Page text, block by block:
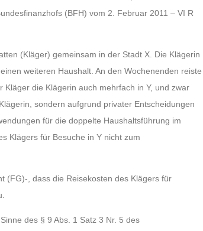
(BFH) vom 2. Februar 2011 – VI R
(Kläger) gemeinsam in der Stadt X. Die Klägerin
weiteren Haushalt. An den Wochenenden reiste
die Klägerin auch mehrfach in Y, und zwar
sondern aufgrund privater Entscheidungen
für die doppelte Haushaltsführung im
Klägers für Besuche in Y nicht zum
(FG)-, dass die Reisekosten des Klägers für
des § 9 Abs. 1 Satz 3 Nr. 5 des